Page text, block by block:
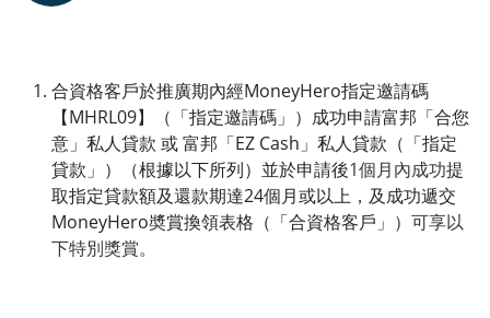
合資格客戶於推廣期內經MoneyHero指定邀請碼
【MHRL09】（「指定邀請碼」）成功申請富邦「合您
意」私人貸款 或 富邦「EZ Cash」私人貸款（「指定
貸款」）（根據以下所列）並於申請後1個月內成功提
取指定貸款額及還款期達24個月或以上，及成功遞交
MoneyHero奬賞換領表格（「合資格客戶」） 可享以
下特別獎賞。